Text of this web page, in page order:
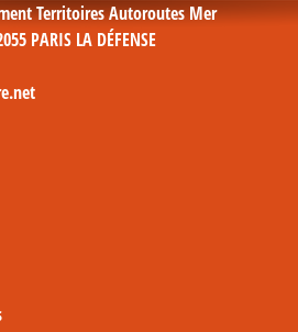
Territoires Autoroutes Mer
PARIS LA DÉFENSE